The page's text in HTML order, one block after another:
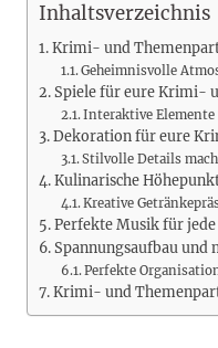
Inhaltsverzeichnis
Krimi- und
Geheimnisvolle
Spiele für eure Krimi-
Interaktive Elemente
Dekoration für eure
Stilvolle Details
Kulinarische
Kreative
Perfekte Musik für
Spannungsaufbau
Perfekte
Krimi- und